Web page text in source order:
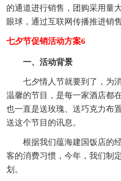
的通道进行销售，团购采用量
眼球，通过互联网传播推进销售
七夕节促销活动方案6
一、活动背景
七夕情人节就要到了，为
温馨的节目，是每一家酒店都
也一直是送玫瑰、送巧克力布
送这个节目的讯息。
根据我们蕴海建国饭店的
客的消费习惯，今年，我们制
划。